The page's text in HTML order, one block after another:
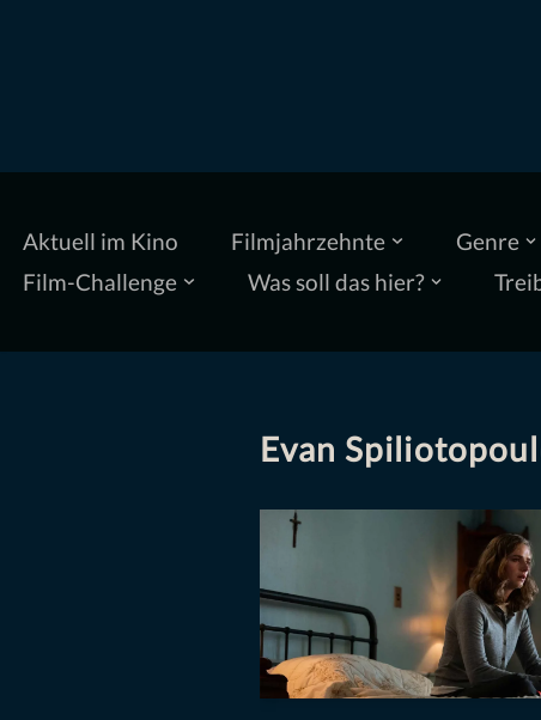
Aktuell im Kino Filmjahrzehnte Genre
Film-Challenge
Was soll das hier?
Evan